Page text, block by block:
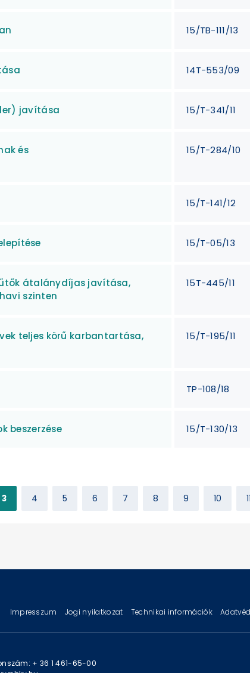
15/TB-111/13
14T-553/09
javítása 15/T-341/11
és
15/T-284/10
15/T-141/12
15/T-05/13
átalánydíjas javítása,
szinten
15T-445/11
teljes körű karbantartása,
15/T-195/11
TP-108/18
beszerzése 15/T-130/13
3 4 5 6 7 8 9 10 11
Impresszum Jogi nyilatkozat Technikai információk
+ 36 1 461-65-00